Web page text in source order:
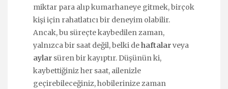
miktar para alıp kumarhaneye gitmek, birçok
kişi için rahatlatıcı bir deneyim olabilir.
Ancak, bu süreçte kaybedilen zaman,
yalnızca bir saat değil, belki dehaftalarveya
aylar süren bir kayıptır. Düşünün ki,
kaybettiğiniz her saat, ailenizle
geçirebileceğiniz, hobilerinize zaman